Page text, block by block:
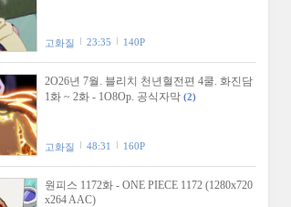
고화질 23:35 140P
2O26년 7월. 블리치 천년혈전편 4쿨. 화진담
1화 ~ 2화 - 1O8Op. 공식자막 (2)
고화질 48:31 160P
원피스 1172화 - ONE PIECE 1172 (1280x720
x264 AAC)